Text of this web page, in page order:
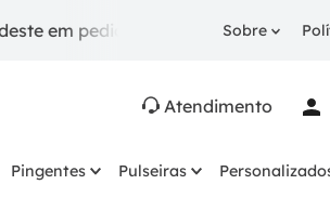
pedidos a partir de R$ 249. 10%
Sobre
Atendimento
Pingentes Pulseiras